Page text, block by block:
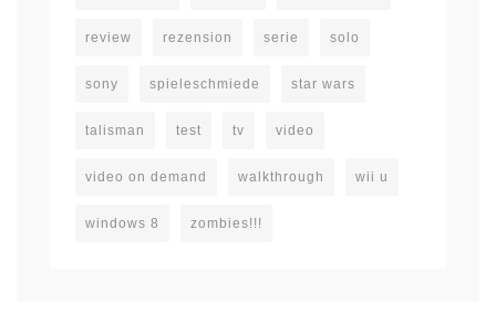
review rezension serie solo
sony spieleschmiede star wars
talisman test tv video
video on demand walkthrough wii u
windows 8 zombies!!!